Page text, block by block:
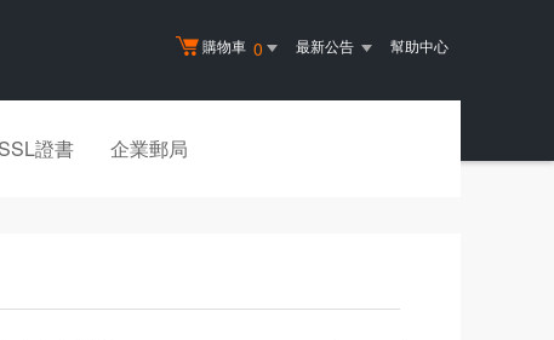
購物車 0 最新公告 幫助中心
SSL證書 企業郵局